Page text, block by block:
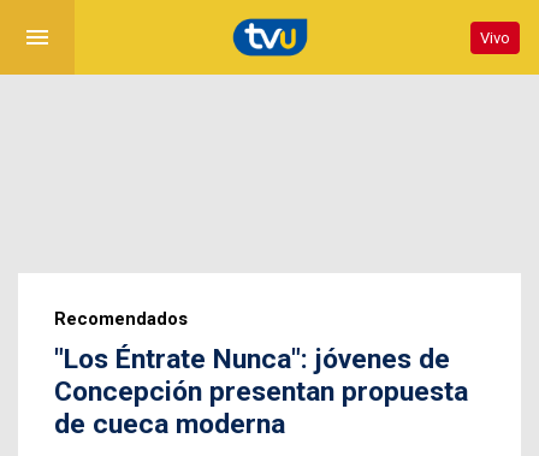
menu Vivo
Recomendados
"Los Éntrate Nunca": jóvenes de
Concepción presentan propuesta
de cueca moderna